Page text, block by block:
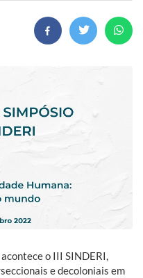
o III SINDERI,
e decoloniais em